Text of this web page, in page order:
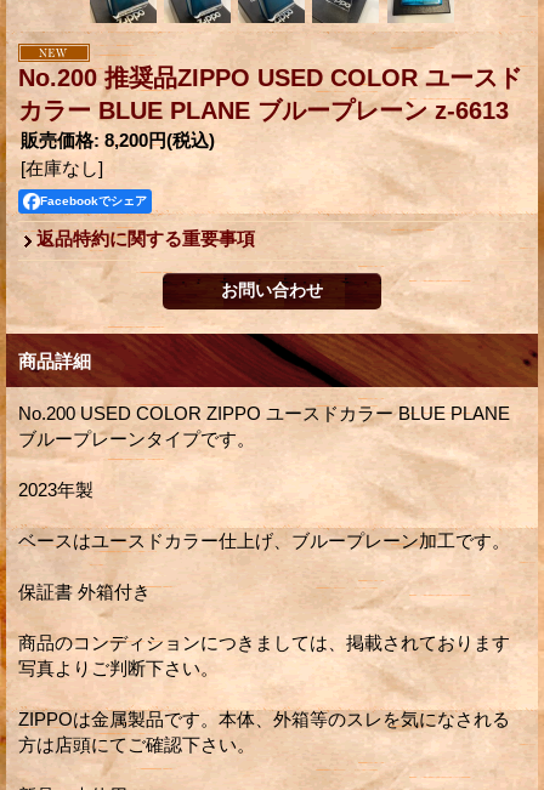
No.200 推奨品ZIPPO USED COLOR ユースド
カラー BLUE PLANE ブループレーン z-6613
販売価格: 8,200円(税込)
[在庫なし]
Facebookでシェア
返品特約に関する重要事項
商品詳細
No.200 USED COLOR ZIPPO ユースドカラー BLUE PLANE
ブループレーンタイプです。
2023年製
ベースはユースドカラー仕上げ、ブループレーン加工です。
保証書 外箱付き
商品のコンディションにつきましては、掲載されております
写真よりご判断下さい。
ZIPPOは金属製品です。本体、外箱等のスレを気になされる
方は店頭にてご確認下さい。